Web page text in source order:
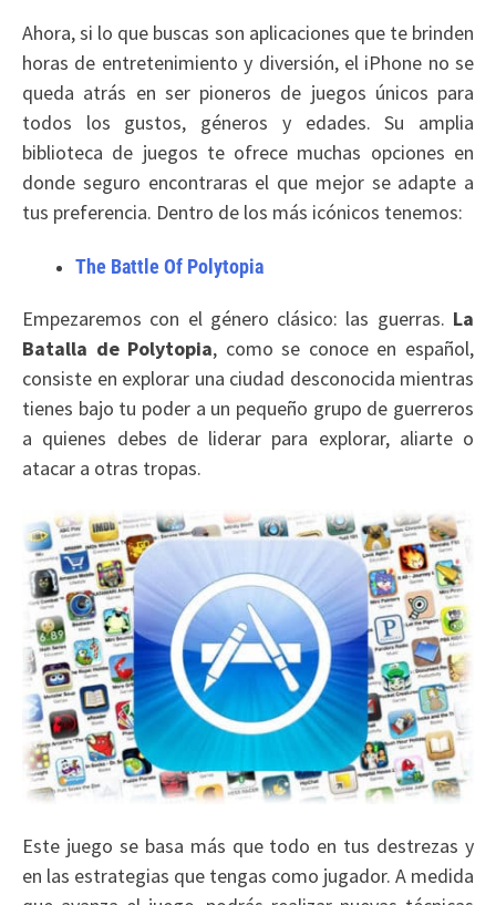
Ahora, si lo que buscas son aplicaciones que te brinden
horas de entretenimiento y diversión, el iPhone no se
queda atrás en ser pioneros de juegos únicos para
todos los gustos, géneros y edades. Su amplia
biblioteca de juegos te ofrece muchas opciones en
donde seguro encontraras el que mejor se adapte a
tus preferencia. Dentro de los más icónicos tenemos:
The Battle Of Polytopia
Empezaremos con el género clásico: las guerras. La
Batalla de Polytopia, como se conoce en español,
consiste en explorar una ciudad desconocida mientras
tienes bajo tu poder a un pequeño grupo de guerreros
a quienes debes de liderar para explorar, aliarte o
atacar a otras tropas.
Este juego se basa más que todo en tus destrezas y
en las estrategias que tengas como jugador. A medida